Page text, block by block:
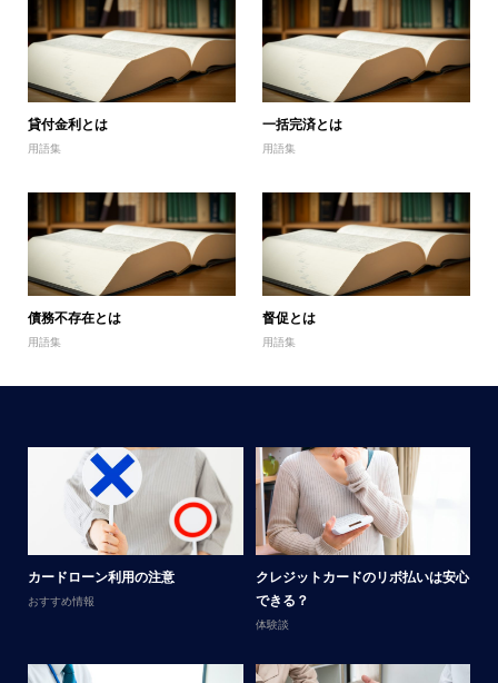
貸付金利とは
用語集
一括完済とは
用語集
債務不存在とは
用語集
督促とは
用語集
カードローン利用の注意
おすすめ情報
クレジットカードのリボ払いは安心
できる？
体験談